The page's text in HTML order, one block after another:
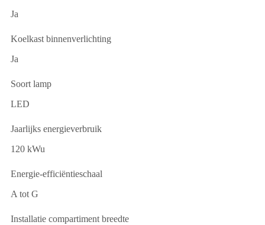
Ja
Koelkast binnenverlichting
Ja
Soort lamp
LED
Jaarlijks energieverbruik
120 kWu
Energie-efficiëntieschaal
A tot G
Installatie compartiment breedte